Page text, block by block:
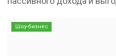
Шоу-бизнес